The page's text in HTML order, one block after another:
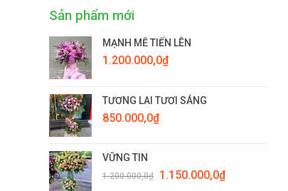
Sản phẩm mới
MẠNH MẼ TIẾN LÊN
1.200.000,0₫
TƯƠNG LAI TƯƠI SÁNG
850.000,0₫
VỮNG TIN
1.200.000,0₫
Giá
1.150.000,0₫Giá